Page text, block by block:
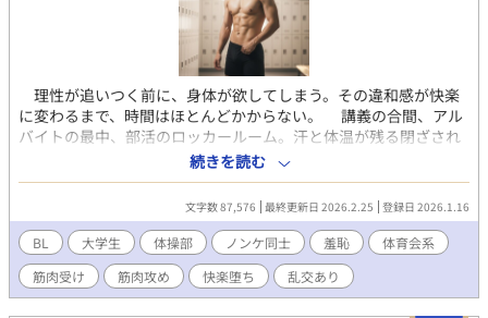
理性が追いつく前に、身体が欲してしまう。その違和感が快楽
に変わるまで、時間はほとんどかからない。 講義の合間、アル
バイトの最中、部活のロッカールーム。汗と体温が残る閉ざされ
た空間。生活の延長にあるはずの場所で、男の身体は無防備にさ
らされ、張りつめた筋肉と湿った空気が欲望を刺激する。軽い冗
談の延長だった接触は、すぐに意味を変え、逃げ場のない昂りへ
と姿を変える。誰かに見られるかもしれないという緊張が、感覚
を異様なほど研ぎ澄まし、鼓動や息遣いが生々しく耳に残る。
三章構成で藤政竣也の貪欲なセックスライフを描く、シリーズ初
の中編集。 先輩に誘われて出演したAVで男同士の快楽を知って
しまった器械体操部2年の藤政は、バイト先のスポーツクラブで羞
続きを読む
文字数 87,576 最終更新日 2026.2.25 登録日 2026.1.16
BL 大学生 体操部 ノンケ同士 羞恥
体育会系
筋肉受け
筋肉攻め 快楽堕ち 乱交あり